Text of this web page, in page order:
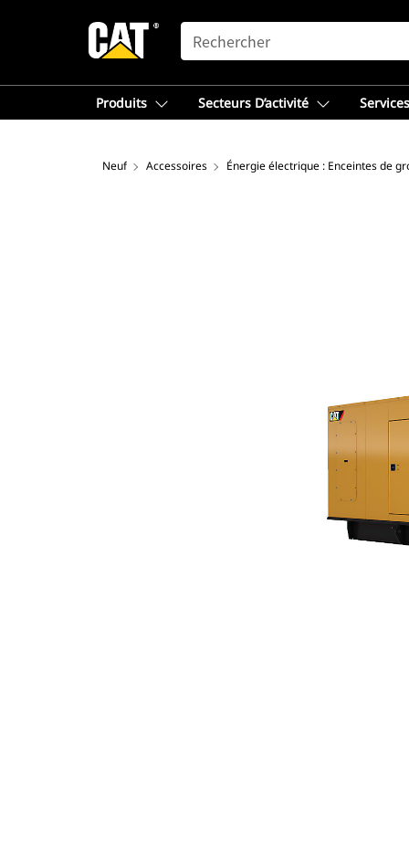
SEARCH
Produits Secteurs D’activité
Neuf Accessoires